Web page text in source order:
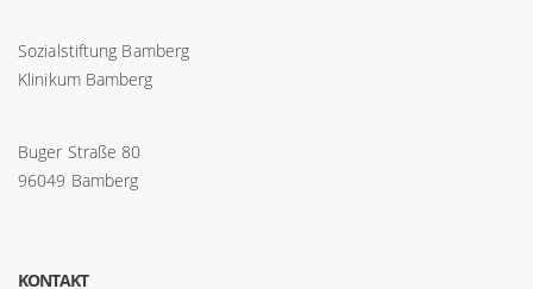
Sozialstiftung Bamberg
Klinikum Bamberg
Buger Straße 80
96049 Bamberg
KONTAKT